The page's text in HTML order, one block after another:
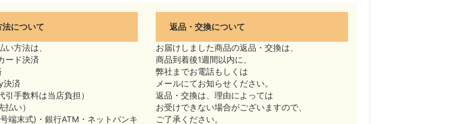
法について
い方法は、
ード決済
決済
引手数料は当店負担）
払い）
端末式)・銀行ATM・ネットバンキ
返品・交換について
お届けしました商品の返品・交換は、
商品到着後1週間以内に、
弊社までお電話もしくは
メールにてお知らせください。
返品・交換は、理由によっては
お受けできない場合がございますので、
ご了承ください。